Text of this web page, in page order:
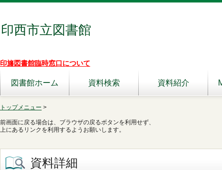
印西市立図書館
印旛図書館臨時窓口について
図書館ホーム 資料検索 資料紹介
トップメニュー >
前画面に戻る場合は、ブラウザの戻るボタンを利用せず、
上にあるリンクを利用するようお願いします。
資料詳細